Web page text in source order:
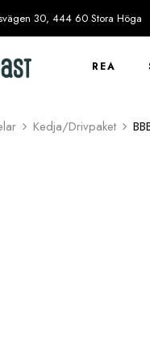
30, 444 60 Stora Höga
REA
Kedja/Drivpaket